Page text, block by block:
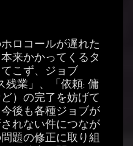
ロコールが遅れた
来かかってくるタ
こず、ジョブ
残業」、「依頼: 傭
）の完了を妨げて
後も各種ジョブが
れない件につなが
題の修正に取り組